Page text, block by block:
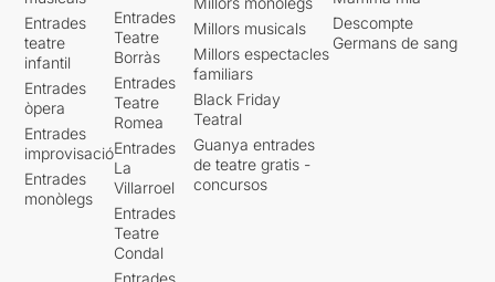
Entrades
teatre
infantil
Entrades
òpera
Entrades
improvisació
Entrades
monòlegs
Entrades
Teatre
Borràs
Entrades
Teatre
Romea
Entrades
La
Villarroel
Entrades
Teatre
Condal
Entrades
Millors musicals
Millors espectacles
familiars
Black Friday
Teatral
Guanya entrades
de teatre gratis -
concursos
Descompte
Germans de sang